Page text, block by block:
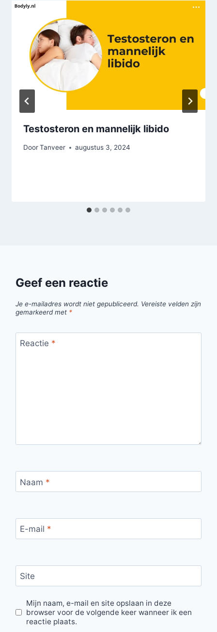
Testosteron en mannelijk libido
DoorTanveer augustus 3, 2024
Geef een reactie
Je e-mailadres wordt niet gepubliceerd. Vereiste velden zijn
gemarkeerd met *
Reactie *
Naam *
E-mail *
Site
Mijn naam, e-mail en site opslaan in deze
browser voor de volgende keer wanneer ik een
reactie plaats.